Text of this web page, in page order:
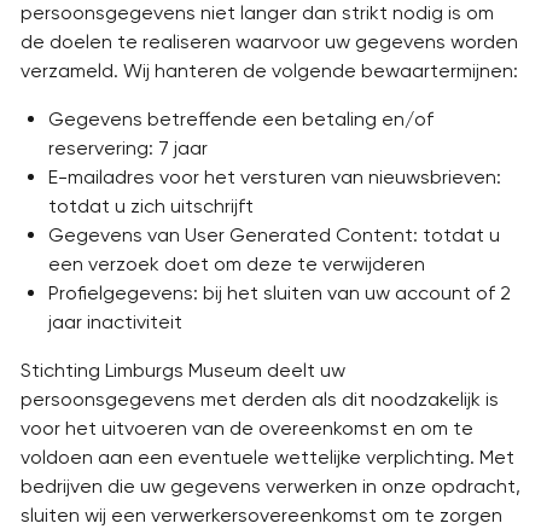
persoonsgegevens niet langer dan strikt nodig is om
de doelen te realiseren waarvoor uw gegevens worden
verzameld. Wij hanteren de volgende bewaartermijnen:
Gegevens betreffende een betaling en/of
reservering: 7 jaar
E-mailadres voor het versturen van nieuwsbrieven:
totdat u zich uitschrijft
Gegevens van User Generated Content: totdat u
een verzoek doet om deze te verwijderen
Profielgegevens: bij het sluiten van uw account of 2
jaar inactiviteit
Stichting Limburgs Museum deelt uw
persoonsgegevens met derden als dit noodzakelijk is
voor het uitvoeren van de overeenkomst en om te
voldoen aan een eventuele wettelijke verplichting. Met
bedrijven die uw gegevens verwerken in onze opdracht,
sluiten wij een verwerkersovereenkomst om te zorgen